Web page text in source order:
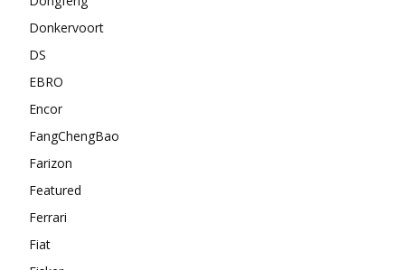
Donkervoort
DS
EBRO
Encor
FangChengBao
Farizon
Featured
Ferrari
Fiat